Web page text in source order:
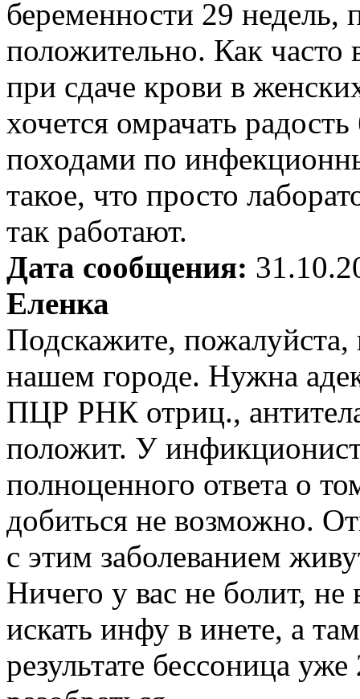
беременности 29 недель,
положительно. Как
при сдаче крови в
хочется омрачать
походами по
такое, что просто
так работают.
Дата сообщения:
Еленка
Подскажите, пожалуйста,
нашем городе. Нужна
ПЦР РНК отриц.,
положит. У
полноценного ответа о
добиться не возможно.
с этим заболеванием
Ничего у вас не болит,
искать инфу в инете, а
результате бессоница